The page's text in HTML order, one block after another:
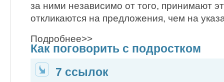
за ними независимо от того, принимают
откликаются на предложения, чем на
Подробнее>>
Как поговорить с подростком
7 ссылок